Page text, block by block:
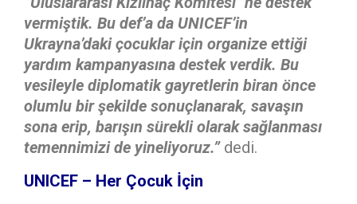
vermiştik. Bu def’a da UNICEF’in
Ukrayna’daki çocuklar için organize ettiği
yardım kampanyasına destek verdik. Bu
vesileyle diplomatik gayretlerin biran önce
olumlu bir şekilde sonuçlanarak, savaşın
sona erip, barışın sürekli olarak sağlanması
temennimizi de yineliyoruz.” dedi.
UNICEF – Her Çocuk İçin